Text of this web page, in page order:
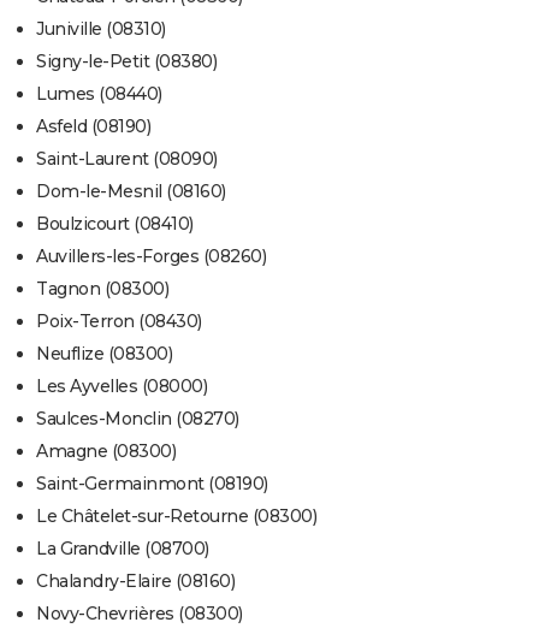
Juniville (08310)
Signy-le-Petit (08380)
Lumes (08440)
Asfeld (08190)
Saint-Laurent (08090)
Dom-le-Mesnil (08160)
Boulzicourt (08410)
Auvillers-les-Forges (08260)
Tagnon (08300)
Poix-Terron (08430)
Neuflize (08300)
Les Ayvelles (08000)
Saulces-Monclin (08270)
Amagne (08300)
Saint-Germainmont (08190)
Le Châtelet-sur-Retourne (08300)
La Grandville (08700)
Chalandry-Elaire (08160)
Novy-Chevrières (08300)